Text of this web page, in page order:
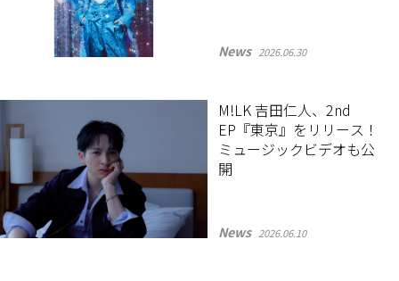
News 2026.06.30
M!LK 吉田仁人、2nd
EP『東京』をリリース！
ミュージックビデオも公
開
News 2026.06.10